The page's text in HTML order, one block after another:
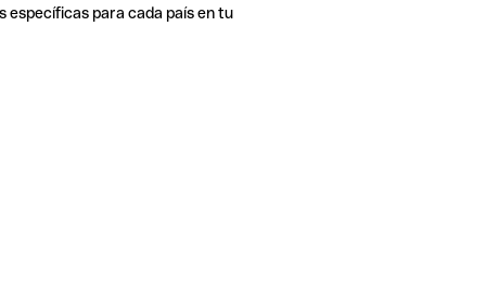
específicas para cada país en tu